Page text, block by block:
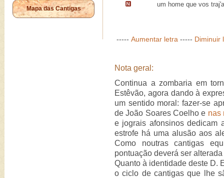
Mapa das Cantigas
um home que vos
----- Aumentar letra ----- Diminuir
Nota geral:
Continua a zombaria em
Estêvão, agora dando à
um sentido moral: fazer-se
de João Soares Coelho e nas
e jograis afonsinos dedicam
estrofe há uma alusão aos
Como noutras cantigas
pontuação deverá ser
Quanto à identidade deste D.
o ciclo de cantigas que lhe